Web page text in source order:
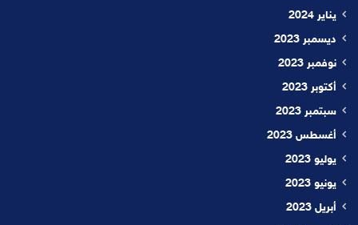
يناير 2024
ديسمبر 2023
نوفمبر 2023
أكتوبر 2023
سبتمبر 2023
أغسطس 2023
يوليو 2023
يونيو 2023
أبريل 2023